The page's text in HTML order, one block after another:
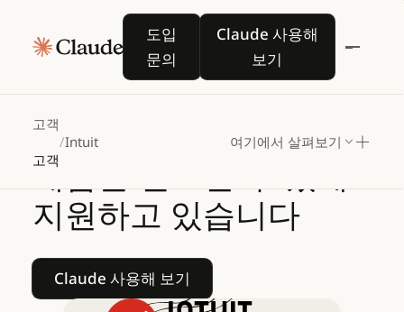
도입
문의
도입 문의
Claude 사용해
보기
Claude 사용해 보기
고객
고객
/Intuit 여기에서 살펴보기
Intuit는Claude기반
연방세익스플레이너를
통해수백만명의
고객이
있게
세금을
지원하고 있습니다
Claude 사용해 보기
Claude 사용해 보기